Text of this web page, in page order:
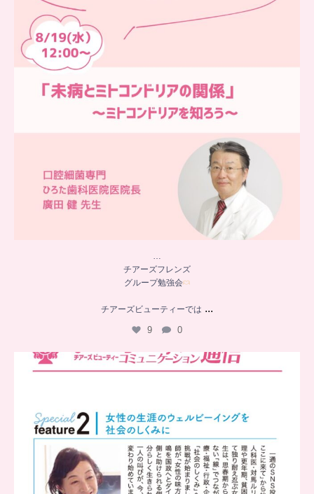
…
チアーズフレンズ
グループ勉強会
チアーズビューティーでは ...
9 0
..
8